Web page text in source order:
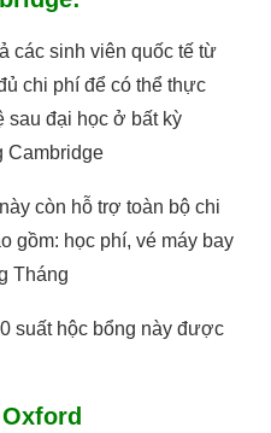
các sinh viên quốc tế từ
chi phí để có thể thực
sau đại học ở bất kỳ
Cambridge
còn hỗ trợ toàn bộ chi
gồm: học phí, vé máy bay
Tháng
suất hộc bổng này được